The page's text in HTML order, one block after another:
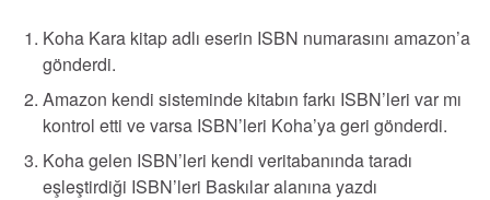
Koha Kara kitap adlı eserin ISBN numarasını amazon’a
gönderdi.
Amazon kendi sisteminde kitabın farkı ISBN’leri var mı
kontrol etti ve varsa ISBN’leri Koha’ya geri gönderdi.
Koha gelen ISBN’leri kendi veritabanında taradı
eşleştirdiği ISBN’leri Baskılar alanına yazdı